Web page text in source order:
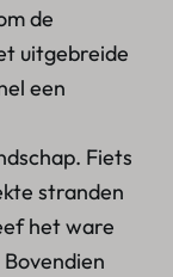
de
uitgebreide
een
Fiets
stranden
het ware